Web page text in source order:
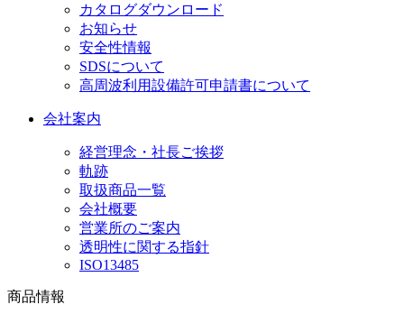
カタログダウンロード
お知らせ
安全性情報
SDSについて
高周波利用設備許可申請書について
会社案内
経営理念・社長ご挨拶
軌跡
取扱商品一覧
会社概要
営業所のご案内
透明性に関する指針
ISO13485
商品情報